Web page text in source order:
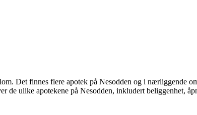
Det finnes flere apotek på Nesodden og i nærliggende
de ulike apotekene på Nesodden, inkludert beliggenhet,